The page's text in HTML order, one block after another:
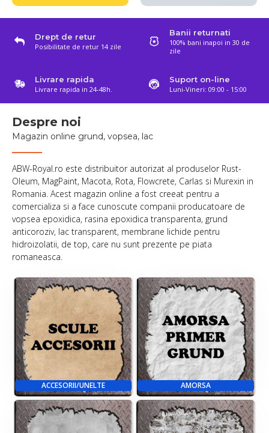
Drept de retur
Posibilitate de retur 14 zile
Banii returnati
100% bani inapoi in 30 de
zile
Livrare rapida
Livrare rapida in 24-48h.
Suport on-line
Luni-Vineri: 09:00 - 15:00
Despre noi
Magazin online grund, vopsea, lac
ABW-Royal.ro este distribuitor autorizat al produselor Rust-
Oleum, MagPaint, Macota, Rota, Flowcrete, Carlas si Murexin in
Romania. Acest magazin online a fost creeat pentru a
comercializa si a face cunoscute companii producatoare de
vopsea epoxidica, rasina epoxidica transparenta, grund
anticoroziv, lac transparent, membrane lichide pentru
hidroizolatii, de top, care nu sunt prezente pe piata
romaneasca.
ACCESORII/UNELTE AMORSA